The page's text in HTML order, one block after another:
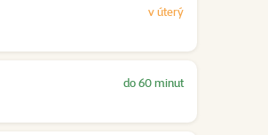
v úterý
do 60 minut